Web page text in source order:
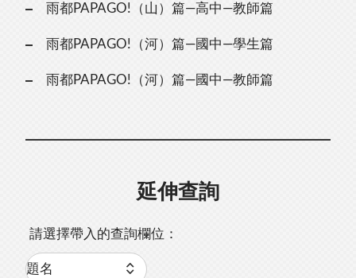
雨都PAPAGO!（山）篇—高中—教師篇
雨都PAPAGO!（河）篇—國中—學生篇
雨都PAPAGO!（河）篇—國中—教師篇
延伸查詢
請選擇帶入的查詢欄位：